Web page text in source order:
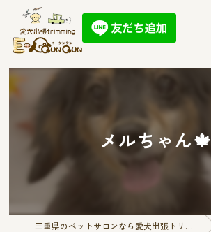
メルちゃん🍁
三重県のペットサロンなら愛犬出張トリミング E-QunQun